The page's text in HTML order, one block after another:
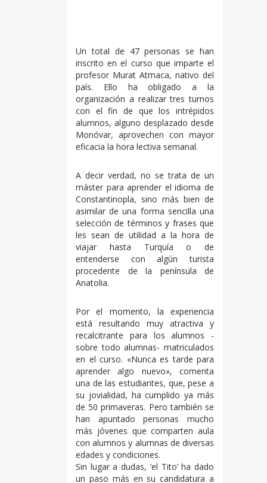
Un total de 47 personas se han
inscrito en el curso que imparte el
profesor Murat Atmaca, nativo del
país. Ello ha obligado a la
organización a realizar tres turnos
con el fin de que los intrépidos
alumnos, alguno desplazado desde
Monóvar, aprovechen con mayor
eficacia la hora lectiva semanal.
A decir verdad, no se trata de un
máster para aprender el idioma de
Constantinopla, sino más bien de
asimilar de una forma sencilla una
selección de términos y frases que
les sean de utilidad a la hora de
viajar hasta Turquía o de
entenderse con algún turista
procedente de la península de
Anatolia.
Por el momento, la experiencia
está resultando muy atractiva y
recalcitrante para los alumnos -
sobre todo alumnas- matriculados
en el curso. «Nunca es tarde para
aprender algo nuevo», comenta
una de las estudiantes, que, pese a
su jovialidad, ha cumplido ya más
de 50 primaveras. Pero también se
han apuntado personas mucho
más jóvenes que comparten aula
con alumnos y alumnas de diversas
edades y condiciones.
Sin lugar a dudas, ‘el Tito’ ha dado
un paso más en su candidatura a